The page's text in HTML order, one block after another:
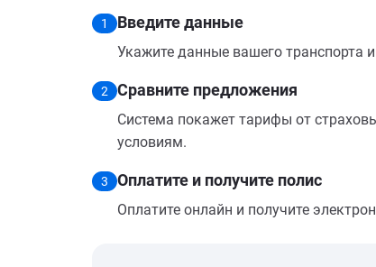
1 Введите данные
Укажите данные вашего транспорта
2 Сравните предложения
Система покажет тарифы от
условиям.
3 Оплатите и получите полис
Оплатите онлайн и получите